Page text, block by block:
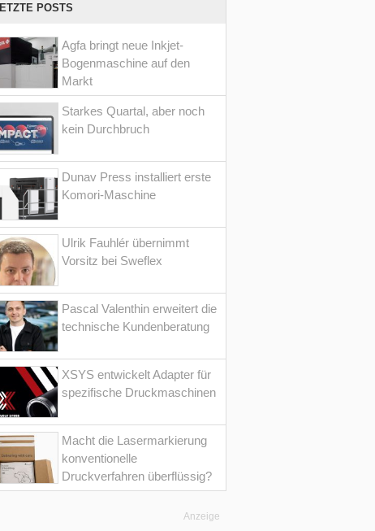
POSTS
Agfa bringt neue Inkjet-
Bogenmaschine auf den
Markt
Starkes Quartal, aber noch
kein Durchbruch
Dunav Press installiert erste
Komori-Maschine
Ulrik Fauhlér übernimmt
Vorsitz bei Sweflex
Pascal Valenthin erweitert die
technische Kundenberatung
XSYS entwickelt Adapter für
spezifische Druckmaschinen
Macht die Lasermarkierung
konventionelle
Druckverfahren überflüssig?
Anzeige